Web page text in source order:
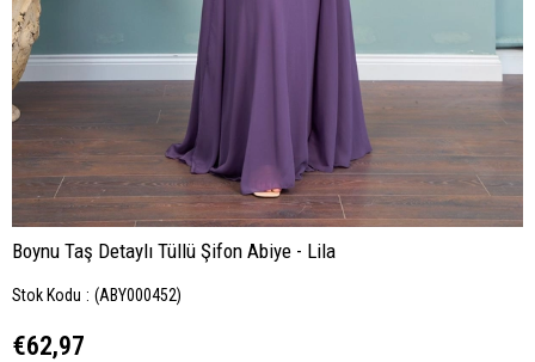
Boynu Taş Detaylı Tüllü Şifon Abiye - Lila
Stok Kodu (ABY000452)
€62,97